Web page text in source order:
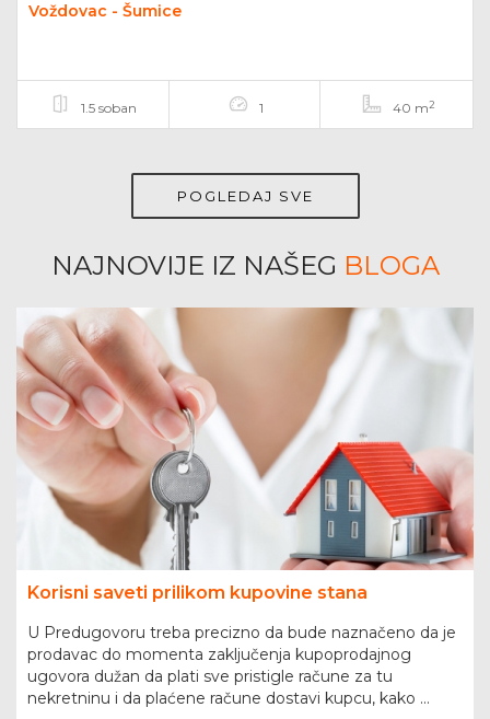
Voždovac - Šumice
1.5 soban 1 40 m2
POGLEDAJ SVE
NAJNOVIJE IZ NAŠEG BLOGA
Korisni saveti prilikom kupovine stana
U Predugovoru treba precizno da bude naznačeno da je
prodavac do momenta zaključenja kupoprodajnog
ugovora dužan da plati sve pristigle račune za tu
nekretninu i da plaćene račune dostavi kupcu, kako ...